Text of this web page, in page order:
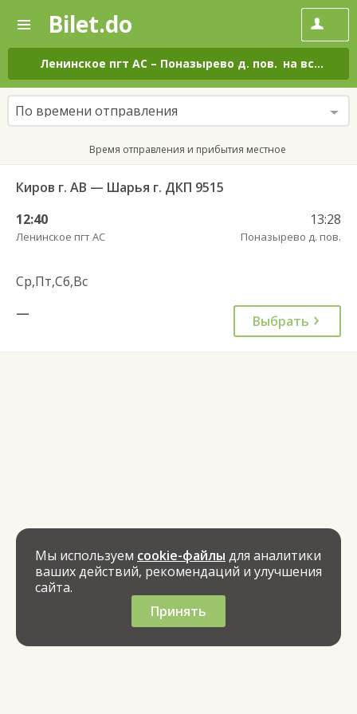
—
Поиск
и
покупка
билетов
на
автобус
онлайн
Bilet.do
Ленинское пгт АС – Поназырево д. пов. на все дни
По времени отправления
Время отправления и прибытия местное
Киров г. АВ — Шарья г. ДКП 9515
12:40
Ленинское пгт АС
13:28
Поназырево д. пов.
Ср,Пт,Сб,Вс
—
Выбрать
Мы используем cookie-файлы для аналитики
ваших действий, рекомендаций и улучшения
сайта.
Принять